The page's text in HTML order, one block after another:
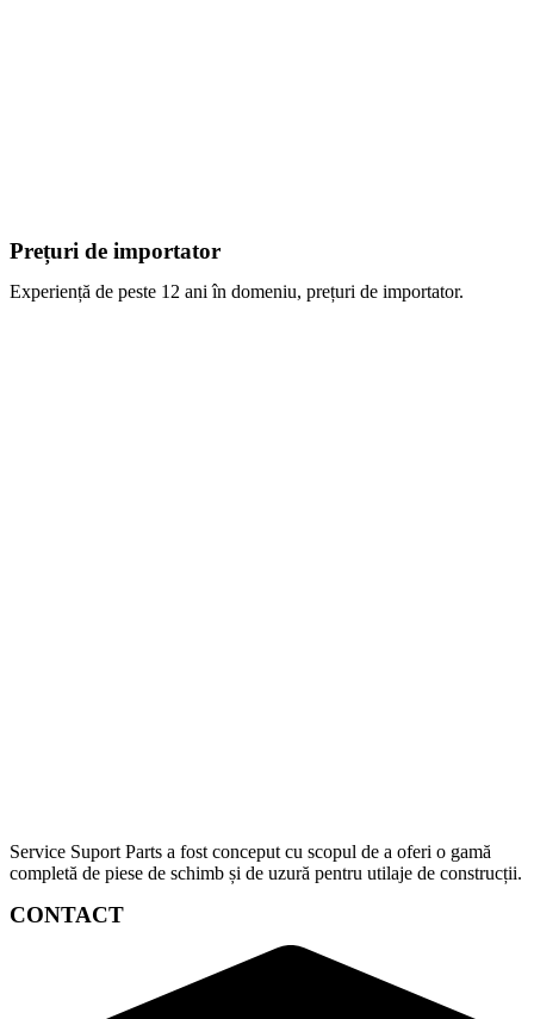
Prețuri de importator
Experiență de peste 12 ani în domeniu, prețuri de importator.
Service Suport Parts a fost conceput cu scopul de a oferi o gamă
completă de piese de schimb și de uzură pentru utilaje de construcții.
CONTACT